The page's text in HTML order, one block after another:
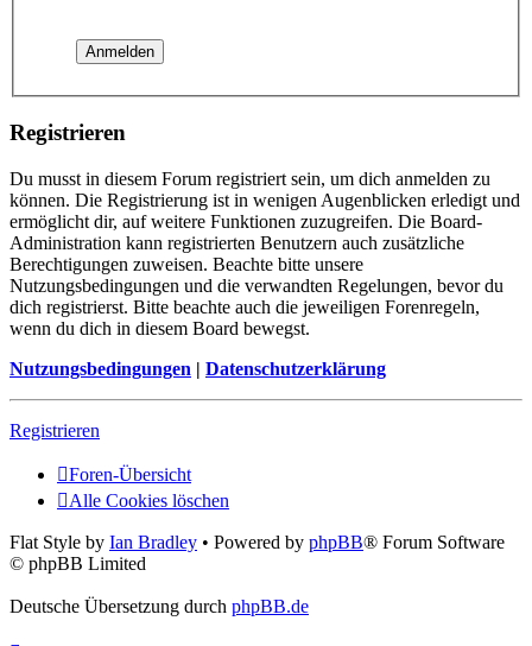
Registrieren
Du musst in diesem Forum registriert sein, um dich anmelden zu
können. Die Registrierung ist in wenigen Augenblicken erledigt und
ermöglicht dir, auf weitere Funktionen zuzugreifen. Die Board-
Administration kann registrierten Benutzern auch zusätzliche
Berechtigungen zuweisen. Beachte bitte unsere
Nutzungsbedingungen und die verwandten Regelungen, bevor du
dich registrierst. Bitte beachte auch die jeweiligen Forenregeln,
wenn du dich in diesem Board bewegst.
Nutzungsbedingungen | Datenschutzerklärung
Registrieren
Foren-Übersicht
Alle Cookies löschen
Flat Style by Ian Bradley • Powered by phpBB® Forum Software
© phpBB Limited
Deutsche Übersetzung durch phpBB.de